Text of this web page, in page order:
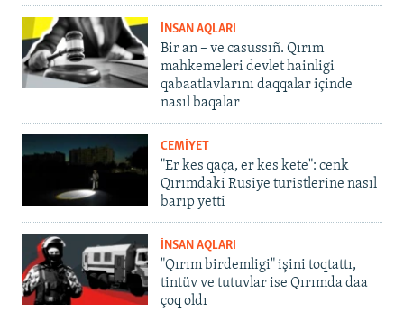
İNSAN AQLARI
Bir an – ve casussıñ. Qırım
mahkemeleri devlet hainligi
qabaatlavlarını daqqalar içinde
nasıl baqalar
CEMİYET
"Er kes qaça, er kes kete": cenk
Qırımdaki Rusiye turistlerine nasıl
barıp yetti
İNSAN AQLARI
"Qırım birdemligi" işini toqtattı,
tintüv ve tutuvlar ise Qırımda daa
çoq oldı